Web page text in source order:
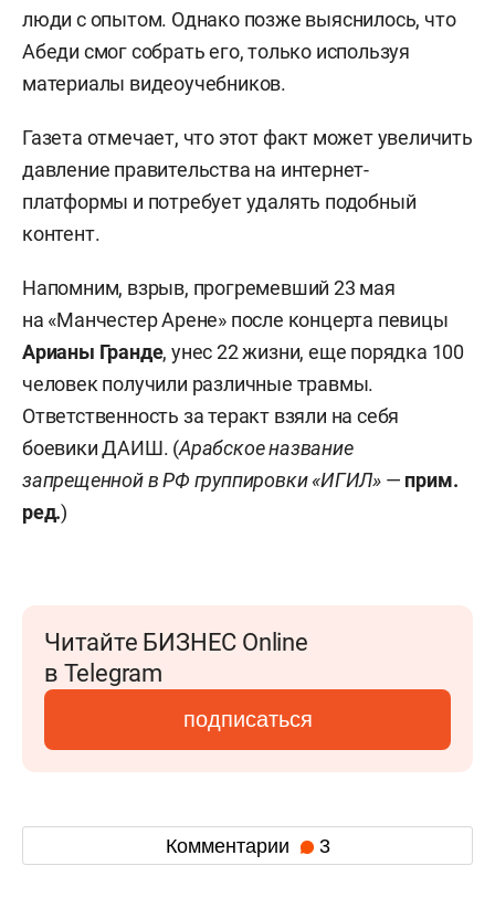
люди с опытом. Однако позже выяснилось, что
Абеди смог собрать его, только используя
материалы видеоучебников.
Газета отмечает, что этот факт может увеличить
давление правительства на интернет-
платформы и потребует удалять подобный
контент.
Напомним, взрыв, прогремевший 23 мая
на «Манчестер Арене» после концерта певицы
Арианы Гранде, унес 22 жизни, еще порядка 100
человек получили различные травмы.
Ответственность за теракт взяли на себя
боевики ДАИШ. (Арабское название
запрещенной в РФ группировки «ИГИЛ» — прим.
ред.)
Читайте БИЗНЕС Online
в Telegram
подписаться
Комментарии 3